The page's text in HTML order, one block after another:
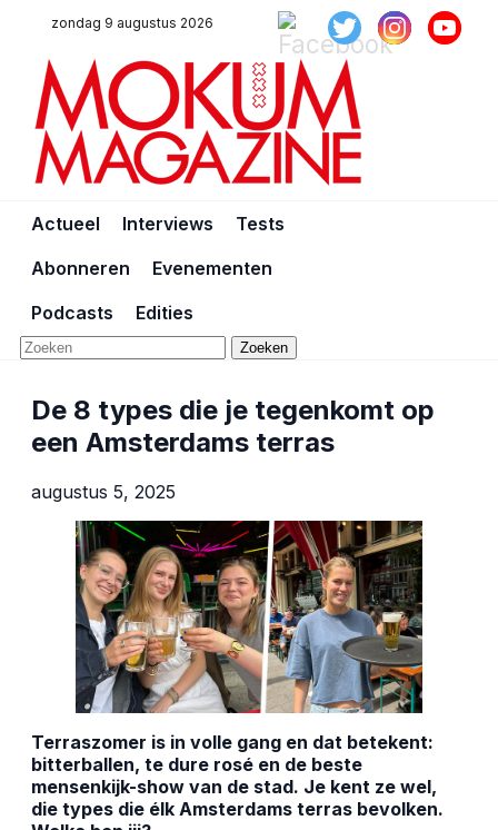
zondag 9 augustus 2026
Actueel Interviews
Tests
Abonneren
Evenementen
Podcasts
Edities
Zoeken
De 8 types die je tegenkomt op
een Amsterdams terras
augustus 5, 2025
Terraszomer is in volle gang en dat betekent:
bitterballen, te dure rosé en de beste
mensenkijk-show van de stad. Je kent ze wel,
die types die élk Amsterdams terras bevolken.